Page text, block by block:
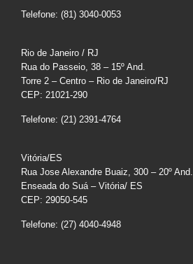
Telefone: (81) 3040-0053
Rio de Janeiro / RJ
Rua do Passeio, 38 – 15º And.
Torre 2 – Centro – Rio de Janeiro/RJ
CEP: 21021-290
Telefone: (21) 2391-4764
Vitória/ES
Rua Jose Alexandre Buaiz, 300 – 20º And.
Enseada do Suá – Vitória/ ES
CEP: 29050-545
Telefone: (27) 4040-4948